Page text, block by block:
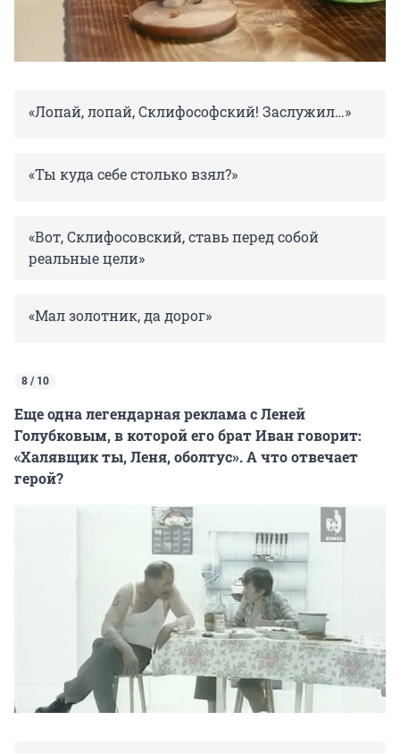
«Лопай, лопай, Склифософский! Заслужил…»
«Ты куда себе столько взял?»
«Вот, Склифосовский, ставь перед собой
реальные цели»
«Мал золотник, да дорог»
8 / 10
Еще одна легендарная реклама с Леней
Голубковым, в которой его брат Иван говорит:
«Халявщик ты, Леня, оболтус». А что отвечает
герой?